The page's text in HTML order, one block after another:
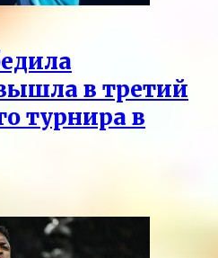
в третий
турнира в